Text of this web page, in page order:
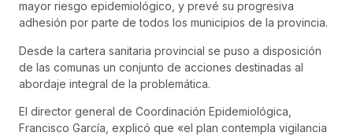
mayor riesgo epidemiológico, y prevé su progresiva
adhesión por parte de todos los municipios de la provincia.
Desde la cartera sanitaria provincial se puso a disposición
de las comunas un conjunto de acciones destinadas al
abordaje integral de la problemática.
El director general de Coordinación Epidemiológica,
Francisco García, explicó que «el plan contempla vigilancia